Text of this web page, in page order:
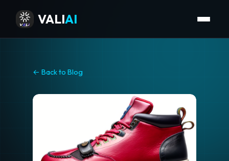
VALIAI
← Back to Blog